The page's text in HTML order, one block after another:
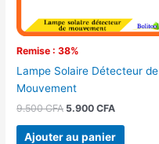
Remise : 38%
Lampe Solaire Détecteur de
Mouvement
9.500CFA 5.900CFA
Ajouter au panier